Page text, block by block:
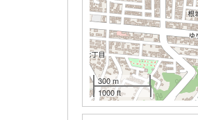
300 m
1000 ft